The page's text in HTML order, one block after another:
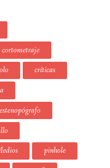
cortometraje
críticas
estenopógrafo
pinhole